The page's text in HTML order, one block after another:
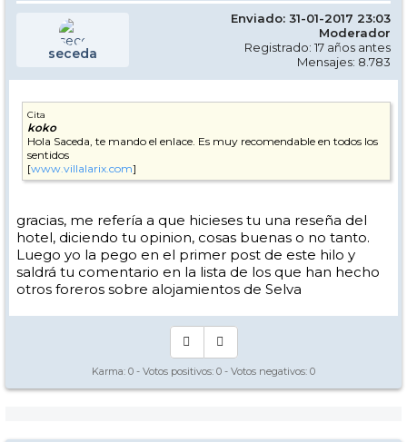
seceda
Enviado: 31-01-2017 23:03
Moderador
Registrado: 17 años antes
Mensajes: 8.783
Cita
koko
Hola Saceda, te mando el enlace. Es muy recomendable en todos los
sentidos
[www.villalarix.com]
gracias, me refería a que hicieses tu una reseña del
hotel, diciendo tu opinion, cosas buenas o no tanto.
Luego yo la pego en el primer post de este hilo y
saldrá tu comentario en la lista de los que han hecho
otros foreros sobre alojamientos de Selva
Karma: 0 - Votos positivos: 0 - Votos negativos: 0